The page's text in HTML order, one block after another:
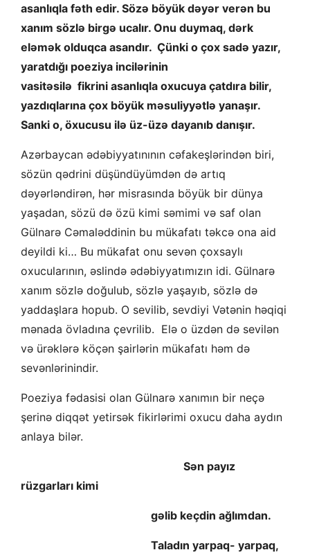
asanlıqla fəth edir. Sözə böyük dəyər verən bu
xanım sözlə birgə ucalır. Onu duymaq, dərk
eləmək olduqca asandır. Çünki o çox sadə yazır,
yaratdığı poeziya incilərinin
vasitəsilə fikrini asanlıqla oxucuya çatdıra bilir,
yazdıqlarına çox böyük məsuliyyətlə yanaşır.
Sanki o, öxucusu ilə üz-üzə dayanıb danışır.
Azərbaycan ədəbiyyatınının cəfakeşlərindən biri,
sözün qədrini düşündüyümdən də artıq
dəyərləndirən, hər misrasında böyük bir dünya
yaşadan, sözü də özü kimi səmimi və saf olan
Gülnarə Cəmaləddinin bu mükafatı təkcə ona aid
deyildi ki… Bu mükafat onu sevən çoxsaylı
oxucularının, əslində ədəbiyyatımızın idi. Gülnarə
xanım sözlə doğulub, sözlə yaşayıb, sözlə də
yaddaşlara hopub. O sevilib, sevdiyi Vətənin həqiqi
mənada övladına çevrilib. Elə o üzdən də sevilən
və ürəklərə köçən şairlərin mükafatı həm də
sevənlərinindir.
Poeziya fədasisi olan Gülnarə xanımın bir neçə
şerinə diqqət yetirsək fikirlərimi oxucu daha aydın
anlaya bilər.
Sən payız
rüzgarları kimi
gəlib keçdin ağlımdan.
Taladın yarpaq- yarpaq,